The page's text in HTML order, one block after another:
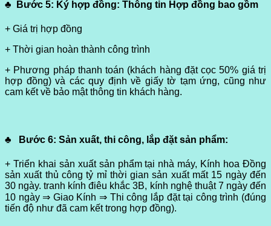
♣ Bước 5: Ký hợp đồng: Thông tin Hợp đồng bao gồm
+ Giá trị hợp đồng
+ Thời gian hoàn thành công trình
+ Phương pháp thanh toán (khách hàng đặt cọc 50% giá trị
hợp đồng) và các quy định về giấy tờ tạm ứng, cũng như
cam kết về bảo mật thông tin khách hàng.
♣ Bước 6: Sản xuất, thi công, lắp đặt sản phẩm:
+ Triển khai sản xuất sản phẩm tại nhà máy, Kính hoa Đồng
sản xuất thủ công tỷ mỉ thời gian sản xuất mất 15 ngày đến
30 ngày. tranh kính điêu khắc 3B, kính nghệ thuật 7 ngày đến
10 ngày ⇒ Giao Kính ⇒ Thi công lắp đặt tại công trình (đúng
tiến độ như đã cam kết trong hợp đồng).